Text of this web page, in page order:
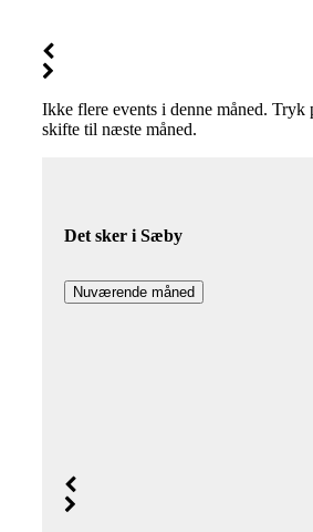
Ikke flere events i denne måned. Tryk
skifte til næste måned.
Det sker i Sæby
Nuværende måned